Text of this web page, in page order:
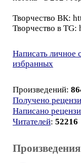
Творчество ВК:
Творчество в
Написать личное
избранных
Произведений:
Получено
Написано
Читателей: 52216
Произведения